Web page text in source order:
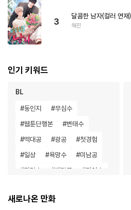
3
달콤한 남자(컬러 연재)
해진
인기 키워드
BL
#동인지 #무심수
#웹툰단행본 #변태수
#떡대공 #광공 #첫경험
#일상 #욕망수 #미남공
#명랑수 #계략공 #미인수
#소심수 #감자수
새로나온 만화